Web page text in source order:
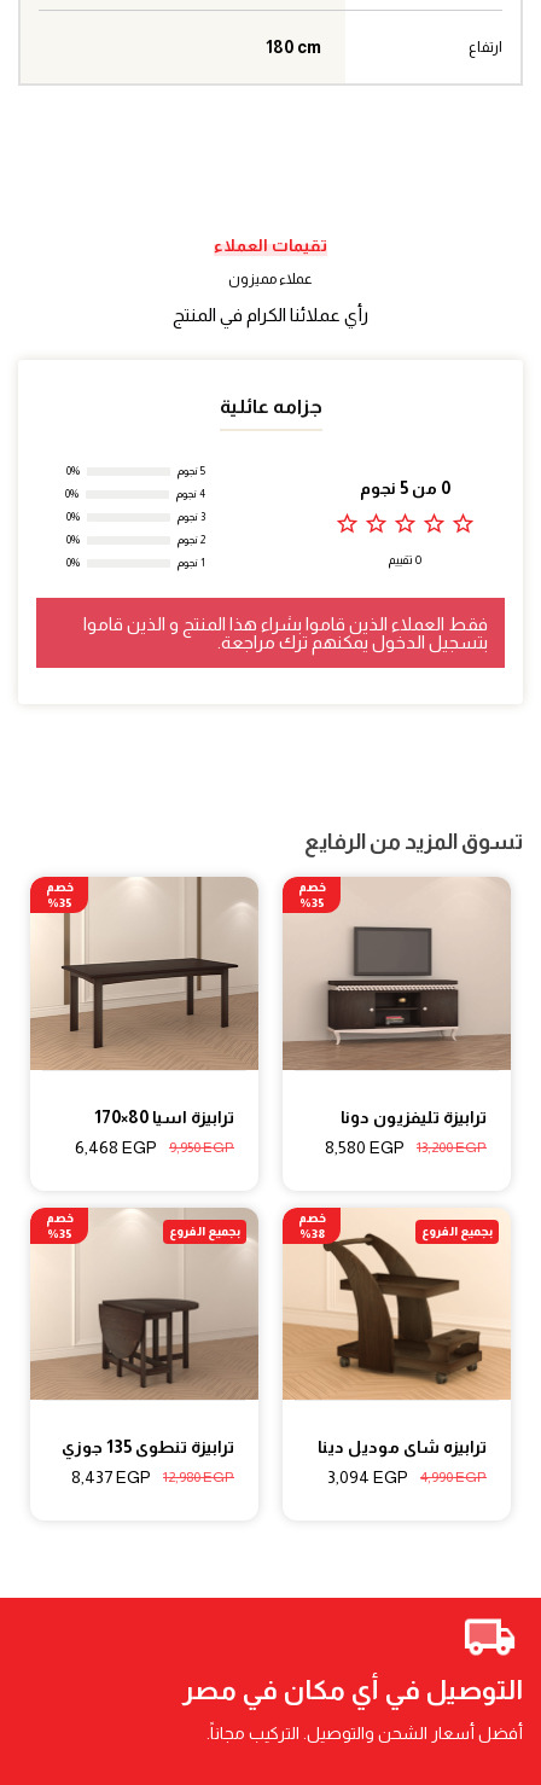
ارتفاع 180 cm
تقيمات العملاء
عملاء مميزون
رأي عملائنا الكرام في المنتج
جزامه عائلية
0 من 5 نجوم
star_outline
star_outline
star_outline
star_outline
star_outline
0 تقييم
5 نجوم
0%
4 نجوم
0%
3 نجوم
0%
2 نجوم
0%
1 نجوم
0%
فقط العملاء الذين قاموا بشراء هذا المنتج و الذين قاموا
بتسجيل الدخول يمكنهم ترك مراجعة.
تسوق المزيد من الرفايع
ترابيزة تليفزيون دونا
13,200EGP
8,580 EGP
خصم
35%
ترابيزة اسيا 80×170
9,950EGP
6,468 EGP
خصم
35%
ترابيزه شاى موديل دينا
4,990EGP
3,094 EGP
خصم
38%
بجميع الفروع
ترابيزة تنطوى 135 جوزي
12,980EGP
8,437EGP
خصم
35%
بجميع الفروع
التوصيل في أي مكان في مصر
أفضل أسعار الشحن والتوصيل. التركيب مجاناً.